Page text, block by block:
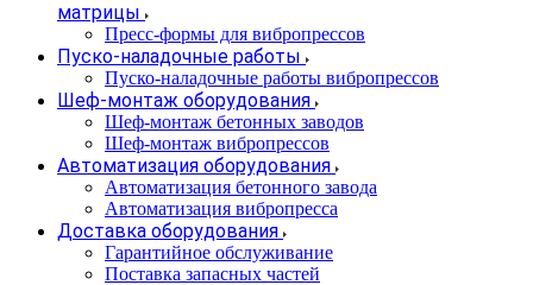
матрицы
Пресс-формы для вибропрессов
Пуско-наладочные работы
Пуско-наладочные работы вибропрессов
Шеф-монтаж оборудования
Шеф-монтаж бетонных заводов
Шеф-монтаж вибропрессов
Автоматизация оборудования
Автоматизация бетонного завода
Автоматизация вибропресса
Доставка оборудования
Гарантийное обслуживание
Поставка запасных частей